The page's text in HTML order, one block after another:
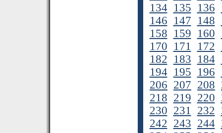
134 135 136
146 147 148
158 159 160
170 171 172
182 183 184
194 195 196
206 207 208
218 219 220
230 231 232
242 243 244